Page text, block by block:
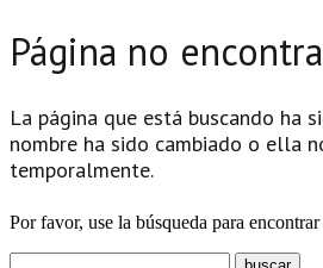
Página no
La página que está buscando ha
nombre ha sido cambiado o ella
temporalmente.
Por favor, use la búsqueda para